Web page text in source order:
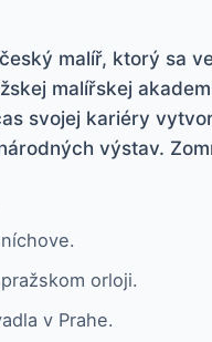
malíř, ktorý sa
malířskej
svojej kariéry
výstav.
orloji.
v Prahe.